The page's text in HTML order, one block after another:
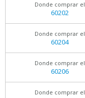
Donde comprar el
60202
Donde comprar el
60204
Donde comprar el
60206
Donde comprar el